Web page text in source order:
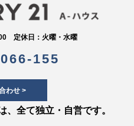
定休日：火曜・水曜
155
わせ >
、全て独立・自営です。